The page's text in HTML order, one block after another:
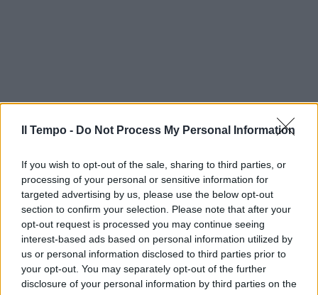
Il Tempo - Do Not Process My Personal Information
If you wish to opt-out of the sale, sharing to third parties, or
processing of your personal or sensitive information for
targeted advertising by us, please use the below opt-out
section to confirm your selection. Please note that after your
opt-out request is processed you may continue seeing
interest-based ads based on personal information utilized by
us or personal information disclosed to third parties prior to
your opt-out. You may separately opt-out of the further
disclosure of your personal information by third parties on the